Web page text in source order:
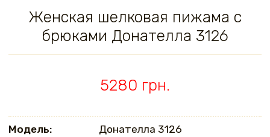
Женская шелковая пижама с
брюками Донателла 3126
5280 грн.
Модель: Донателла 3126